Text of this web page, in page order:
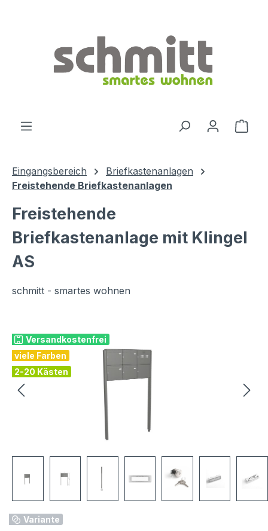
Eingangsbereich
Briefkastenanlagen
Freistehende Briefkastenanlagen
Freistehende
Briefkastenanlage mit Klingel
AS
schmitt - smartes wohnen
Versandkostenfrei
viele Farben
2-20 Kästen
Variante